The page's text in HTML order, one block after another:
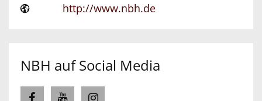
http://www.nbh.de
NBH auf Social Media